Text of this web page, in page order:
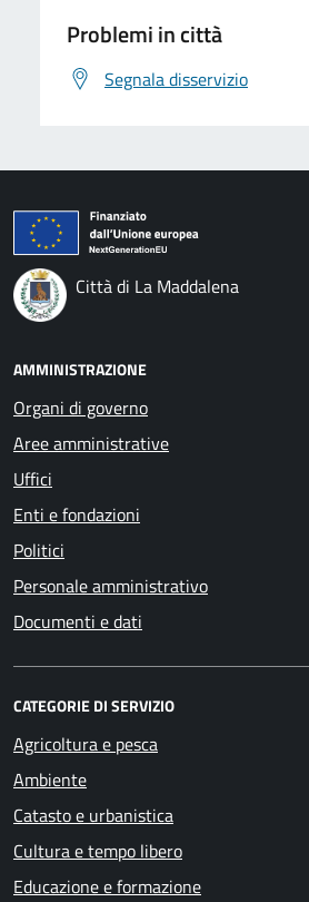
Problemi in città
Segnala disservizio
Città di La Maddalena
AMMINISTRAZIONE
Organi di governo
Aree amministrative
Uffici
Enti e fondazioni
Politici
Personale amministrativo
Documenti e dati
CATEGORIE DI SERVIZIO
Agricoltura e pesca
Ambiente
Catasto e urbanistica
Cultura e tempo libero
Educazione e formazione